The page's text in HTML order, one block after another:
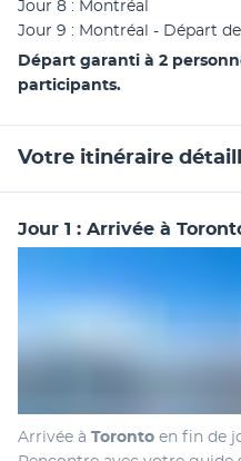
Jour 8 : Montréal
Jour 9 : Montréal - Départ
Départ garanti à 2
participants.
Votre itinéraire
Jour 1 : Arrivée à
Arrivée à Toronto en fin de